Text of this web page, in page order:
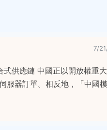
7/
供應鏈 中國正以開放權重
服器訂單。相反地，「中國